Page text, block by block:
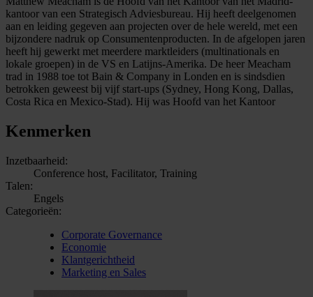
kantoor van een Strategisch Adviesbureau. Hij heeft deelgenomen
aan en leiding gegeven aan projecten over de hele wereld, met een
bijzondere nadruk op Consumentenproducten. In de afgelopen jaren
heeft hij gewerkt met meerdere marktleiders (multinationals en
lokale groepen) in de VS en Latijns-Amerika. De heer Meacham
trad in 1988 toe tot Bain & Company in Londen en is sindsdien
betrokken geweest bij vijf start-ups (Sydney, Hong Kong, Dallas,
Costa Rica en Mexico-Stad). Hij was Hoofd van het Kantoor
Kenmerken
Inzetbaarheid:
Conference host, Facilitator, Training
Talen:
Engels
Categorieën:
Corporate Governance
Economie
Klantgerichtheid
Marketing en Sales